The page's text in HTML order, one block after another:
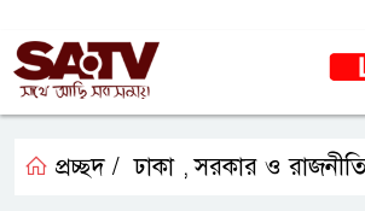
প্রচ্ছদ / ঢাকা ,সরকার ও রাজনীতি